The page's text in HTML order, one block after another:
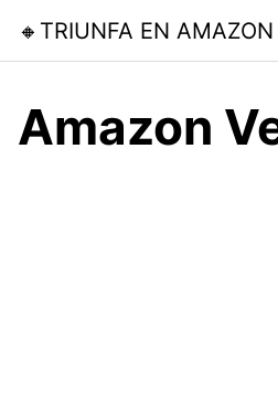
content
🔸TRIUNFA EN AMAZON
Amazon